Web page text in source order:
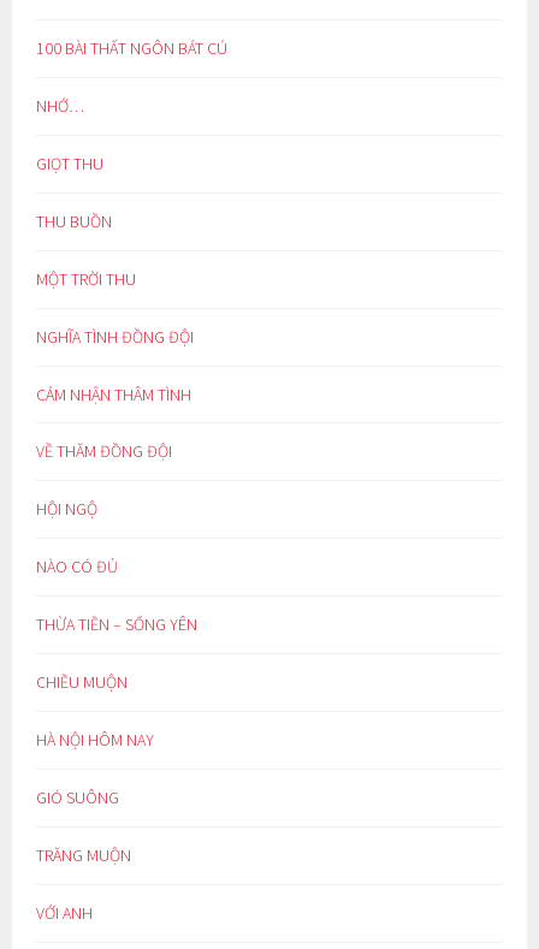
100 BÀI THẤT NGÔN BÁT CÚ
NHỚ…
GIỌT THU
THU BUỒN
MỘT TRỜI THU
NGHĨA TÌNH ĐỒNG ĐỘI
CẢM NHẬN THÂM TÌNH
VỀ THĂM ĐỒNG ĐỘI
HỘI NGỘ
NÀO CÓ ĐỦ
THỪA TIỀN – SỐNG YÊN
CHIỀU MUỘN
HÀ NỘI HÔM NAY
GIÓ SUÔNG
TRĂNG MUỘN
VỚI ANH